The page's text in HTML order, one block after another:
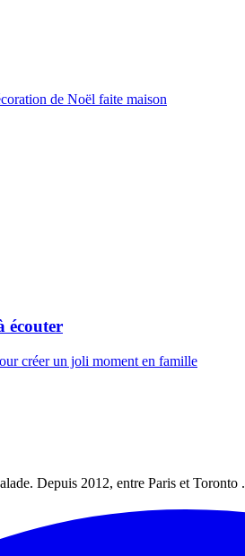
de Noël faite maison
écouter
créer un joli moment en famille
Depuis 2012, entre Paris et Toronto .